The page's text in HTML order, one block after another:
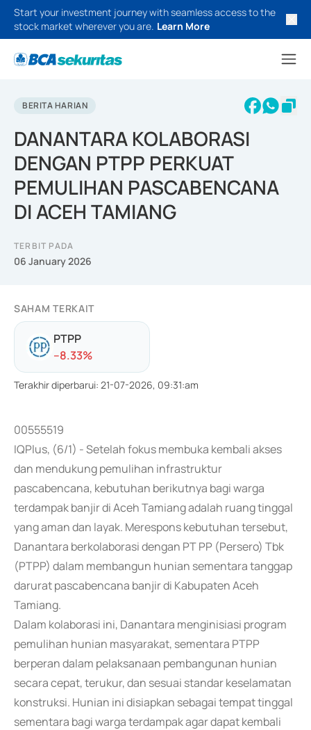
Start your investment journey with seamless access to the
stock market wherever you are. Learn More
BERITA HARIAN
DANANTARA KOLABORASI
DENGAN PTPP PERKUAT
PEMULIHAN PASCABENCANA
DI ACEH TAMIANG
TERBIT PADA
06 January 2026
SAHAM TERKAIT
PTPP
--8.33%
Terakhir diperbarui: 21-07-2026, 09:31:am
00555519
IQPlus, (6/1) - Setelah fokus membuka kembali akses
dan mendukung pemulihan infrastruktur
pascabencana, kebutuhan berikutnya bagi warga
terdampak banjir di Aceh Tamiang adalah ruang tinggal
yang aman dan layak. Merespons kebutuhan tersebut,
Danantara berkolaborasi dengan PT PP (Persero) Tbk
(PTPP) dalam membangun hunian sementara tanggap
darurat pascabencana banjir di Kabupaten Aceh
Tamiang.
Dalam kolaborasi ini, Danantara menginisiasi program
pemulihan hunian masyarakat, sementara PTPP
berperan dalam pelaksanaan pembangunan hunian
secara cepat, terukur, dan sesuai standar keselamatan
konstruksi. Hunian ini disiapkan sebagai tempat tinggal
sementara bagi warga terdampak agar dapat kembali